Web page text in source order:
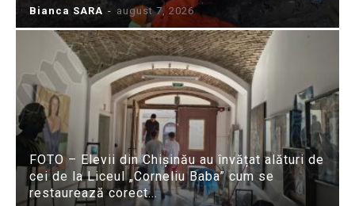
Bianca SARA - august 7, 2026
FOTO – Elevii din Chișinău au învățat alături de
cei de la Liceul „Corneliu Baba” cum se
restaurează corect...